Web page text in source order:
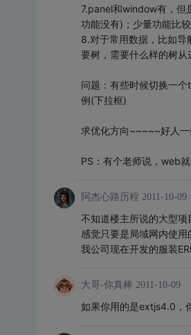
7.panel和window有，但
功能没有)；少量功能比
8.对于常用数据，比如
要树，需要什么样的树从
问题：有些时候切换一
例(下拉框)
求优化方向~~~~~好人
PS：有个老师说，web
阿杰心路历程 2011-10-09
不知道楼主所说的大型项
感觉只要是局域网内使用
我公司现在开发的服装
大哥-你真棒 2011-10-09
如果你用的是extjs4.0，